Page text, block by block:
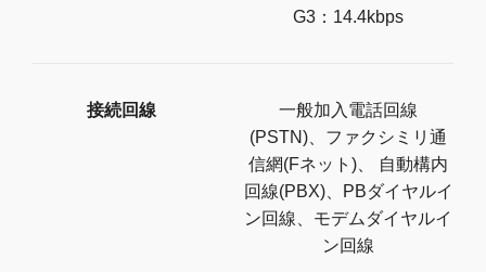
G3：14.4kbps
接続回線
一般加入電話回線
(PSTN)、ファクシミリ通
信網(Fネット)、 自動構内
回線(PBX)、PBダイヤルイ
ン回線、モデムダイヤルイ
ン回線